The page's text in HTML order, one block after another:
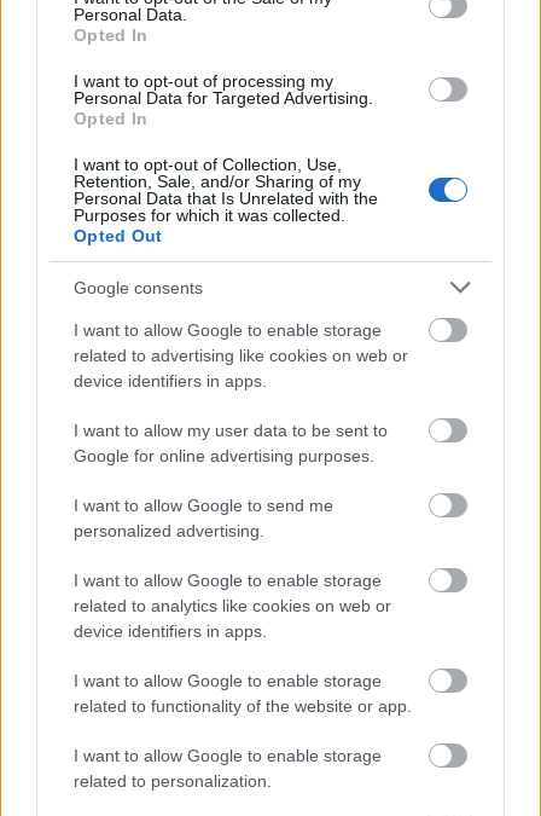
Personal Data.
Opted In
I want to opt-out of processing my
Personal Data for Targeted Advertising.
Opted In
I want to opt-out of Collection, Use,
Retention, Sale, and/or Sharing of my
Personal Data that Is Unrelated with the
Purposes for which it was collected.
Opted Out
Google consents
I want to allow Google to enable storage
related to advertising like cookies on web or
device identifiers in apps.
I want to allow my user data to be sent to
Google for online advertising purposes.
I want to allow Google to send me
personalized advertising.
I want to allow Google to enable storage
related to analytics like cookies on web or
device identifiers in apps.
I want to allow Google to enable storage
related to functionality of the website or app.
I want to allow Google to enable storage
related to personalization.
Andreas•2024. március 21.
&#0;&#0;&#0;&#0;&#0;&#0;&#0;&#0;&#0; *
MINDEN NAPRA: 1 MONDATBAN IS; 2 KIÍRT
RÚF*Károli*Katolikus*FORDÍTÁSBAN*HANGZÓ
ÖRÖMHÍRTÁR* http://www.garainyh.hu ***
https://garainyh.blog.hu/ ***
http://utmutato.blog.hu ***…
- Péntek [2024.02.16.] Jézus mondja:
"Aki él, és hisz énbennem, az nem
hal meg soha. Hiszed-e ezt?"
Andreas •2024. február 16.
&#0;&#0;&#0;&#0;&#0;&#0;&#0;&#0;&#0; *
MINDEN NAPRA: 1 MONDATBAN IS; 2 KIÍRT
RÚF*Károli*Katolikus*FORDÍTÁSBAN*HANGZÓ
ÖRÖMHÍRTÁR* http://www.garainyh.hu ***
https://garainyh.blog.hu/ ***
- Péntek [2023.09.01.] "De az Úr terve
örökké megmarad, szívének
szándéka nemzedékről nemzedékre!"